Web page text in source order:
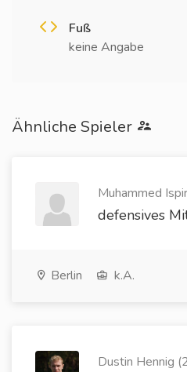
Fuß
keine Angabe
Ähnliche Spieler
Muhammed
defensives
Berlin k.A.
Dustin Hennig